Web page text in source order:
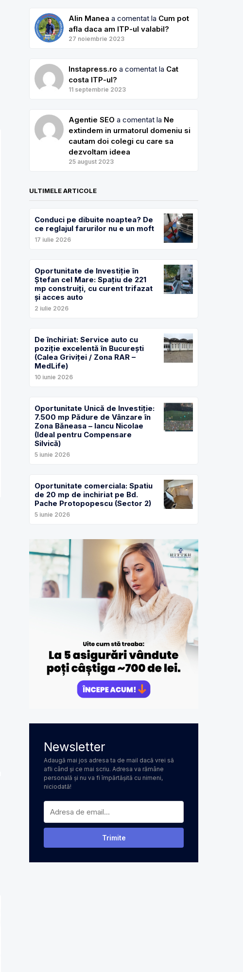
Alin Manea a comentat la Cum pot
afla daca am ITP-ul valabil?
27 noiembrie 2023
Instapress.ro a comentat la Cat
costa ITP-ul?
11 septembrie 2023
Agentie SEO a comentat la Ne
extindem in urmatorul domeniu si
cautam doi colegi cu care sa
dezvoltam ideea
25 august 2023
ULTIMELE ARTICOLE
Conduci pe dibuite noaptea? De
ce reglajul farurilor nu e un moft
17 iulie 2026
Oportunitate de Investiție în
Ștefan cel Mare: Spațiu de 221
mp construiți, cu curent trifazat
și acces auto
2 iulie 2026
De închiriat: Service auto cu
poziție excelentă în București
(Calea Griviței / Zona RAR –
MedLife)
10 iunie 2026
Oportunitate Unică de Investiție:
7.500 mp Pădure de Vânzare în
Zona Băneasa – Iancu Nicolae
(Ideal pentru Compensare
Silvică)
5 iunie 2026
Oportunitate comerciala: Spatiu
de 20 mp de inchiriat pe Bd.
Pache Protopopescu (Sector 2)
5 iunie 2026
Newsletter
Adaugă mai jos adresa ta de mail dacă vrei să
afli când și ce mai scriu. Adresa va rămâne
personală și nu va fi împărtășită cu nimeni,
niciodată!